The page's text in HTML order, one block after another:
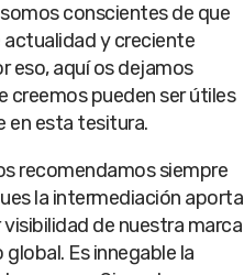
conscientes de que
y creciente
eso, aquí os dejamos
creemos pueden ser útiles
en esta tesitura.
recomendamos siempre
la intermediación aporta
de nuestra marca
Es innegable la